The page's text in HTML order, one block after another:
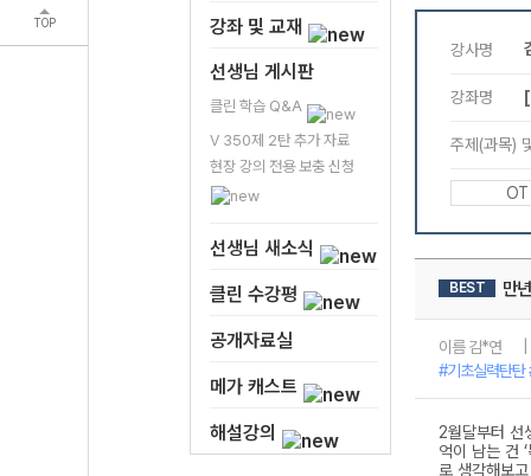
TOP
강좌 및 교재
선생님 게시판
클린 학습 Q&A
V 350제 2탄 추가 자료
현장 강의 전용 보충 신청
선생님 새소식
클린 수강평
공개자료실
메가 캐스트
해설강의